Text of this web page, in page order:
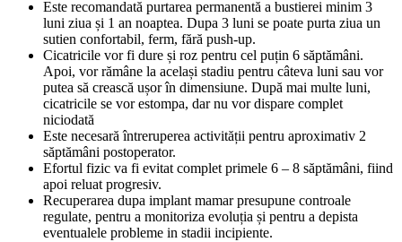
Este recomandată purtarea permanentă a bustierei minim 3
luni ziua și 1 an noaptea. Dupa 3 luni se poate purta ziua un
sutien confortabil, ferm, fără push-up.
Cicatricile vor fi dure și roz pentru cel puțin 6 săptămâni.
Apoi, vor rămâne la același stadiu pentru câteva luni sau vor
putea să crească ușor în dimensiune. După mai multe luni,
cicatricile se vor estompa, dar nu vor dispare complet
niciodată
Este necesară întreruperea activității pentru aproximativ 2
săptămâni postoperator.
Efortul fizic va fi evitat complet primele 6 – 8 săptămâni, fiind
apoi reluat progresiv.
Recuperarea dupa implant mamar presupune controale
regulate, pentru a monitoriza evoluția și pentru a depista
eventualele probleme in stadii incipiente.